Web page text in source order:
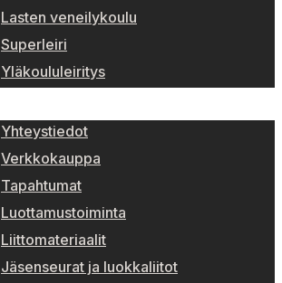
Lasten veneilykoulu
Superleiri
Yläkoululeiritys
Yhteystiedot
Verkkokauppa
Tapahtumat
Luottamustoiminta
Liittomateriaalit
Jäsenseurat ja luokkaliitot